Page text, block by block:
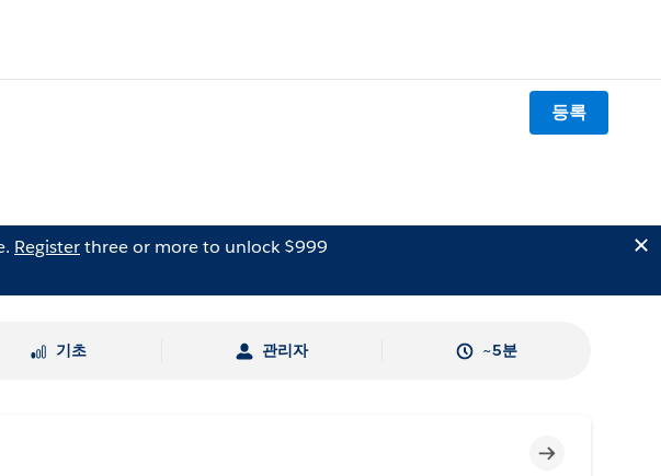
등록
Registerthree or more to unlock $999
기초 관리자 ~5분
미완료